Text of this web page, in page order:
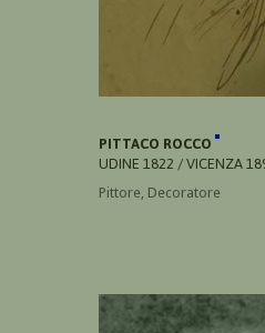
PITTACO ROCCO
UDINE 1822 / VICENZA
Pittore, Decoratore